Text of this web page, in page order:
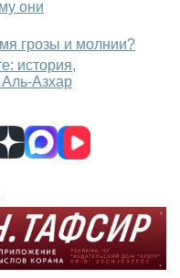
они
грозы и молнии?
история,
Аль-Азхар